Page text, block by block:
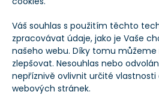
Váš souhlas s použitím těchto
zpracovávat údaje, jako je Vaše
našeho webu. Díky tomu můžeme
zlepšovat. Nesouhlas nebo
nepříznivě ovlivnit určité
webových stránek.
Obchodní objem
(24h)
Tržní kapitalizace